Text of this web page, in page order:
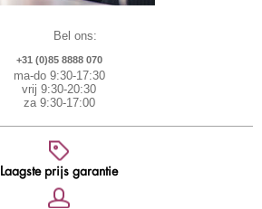
Bel ons:
+31 (0)85 8888 070
ma-do 9:30-17:30
vrij 9:30-20:30
za 9:30-17:00
Laagste prijs garantie